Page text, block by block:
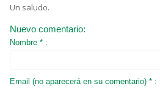
Un saludo.
Nuevo comentario:
Nombre * :
Email (no aparecerá en su comentario) * :